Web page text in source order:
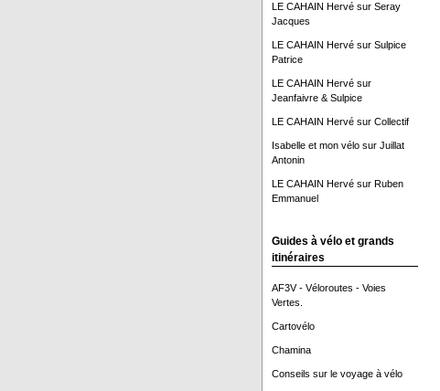
LE CAHAIN Hervésur Seray
Jacques
LE CAHAIN Hervésur Sulpice
Patrice
LE CAHAIN Hervésur
Jeanfaivre & Sulpice
LE CAHAIN Hervésur Collectif
Isabelle et mon vélosur Juillat
Antonin
LE CAHAIN Hervésur Ruben
Emmanuel
Guides à vélo et grands
itinéraires
AF3V - Véloroutes - Voies
Vertes.
Cartovélo
Chamina
Conseils sur le voyage à vélo